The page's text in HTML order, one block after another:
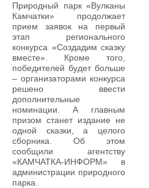
Природный парк «Вулканы
Камчатки» продолжает
прием заявок на первый
этап регионального
конкурса «Создадим сказку
вместе». Кроме того,
победителей будет больше
– организаторами конкурса
решено ввести
дополнительные
номинации. А главным
призом станет издание не
одной сказки, а целого
сборника. Об этом
сообщили агентству
«КАМЧАТКА-ИНФОРМ» в
администрации природного
парка.